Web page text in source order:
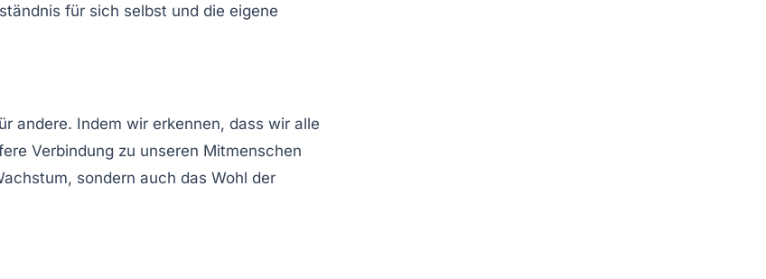
für sich selbst und die eigene
andere. Indem wir erkennen, dass wir alle
Verbindung zu unseren Mitmenschen
sondern auch das Wohl der